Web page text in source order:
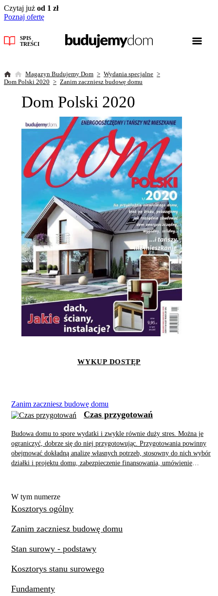
Czytaj już od 1 zł
Poznaj ofertę
SPIS
TREŚCI
Magazyn Budujemy Dom
Wydania specjalne
Dom Polski 2020
Zanim zaczniesz budowę domu
Dom Polski 2020
WYKUP DOSTĘP
Zanim zaczniesz budowę domu
Budowa domu to spore wydatki i zwykle równie duży stres. Można je
ograniczyć, dobrze się do niej przygotowując. Przygotowania powinny
obejmować dokładną analizę własnych potrzeb, stosowny do nich wybór
działki i projektu domu, zabezpieczenie finansowania, umówienie
podejmuje się na długo przed rozpoczęciem prac - zmienianie ich później
rodzi komplikacje i dodatkowe koszty.
Czas przygotowań
W tym numerze
Kosztorys ogólny
Zanim zaczniesz budowę domu
Stan surowy - podstawy
Kosztorys stanu surowego
Fundamenty